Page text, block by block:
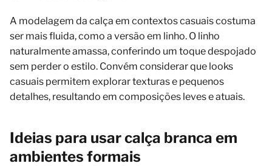
A modelagem da calça em contextos casuais costuma
ser mais fluida, como a versão em linho. O linho
naturalmente amassa, conferindo um toque despojado
sem perder o estilo. Convém considerar que looks
casuais permitem explorar texturas e pequenos
detalhes, resultando em composições leves e atuais.
Ideias para usar calça branca em
ambientes formais